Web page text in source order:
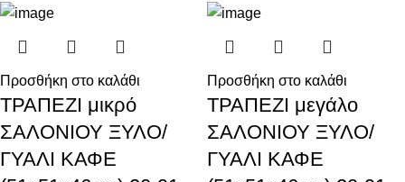
Προσθήκη στο καλάθι
ΤΡΑΠΕΖΙ μικρό
ΣΑΛΟΝΙΟΥ ΞΥΛΟ/
ΓΥΑΛΙ ΚΑΦΕ
Προσθήκη στο καλάθι
ΤΡΑΠΕΖΙ μεγάλο
ΣΑΛΟΝΙΟΥ ΞΥΛΟ/
ΓΥΑΛΙ ΚΑΦΕ